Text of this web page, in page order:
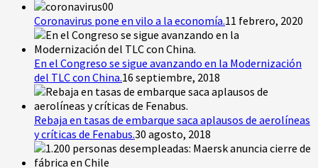
Coronavirus pone en vilo a la economía.11 febrero, 2020
En el Congreso se sigue avanzando en la Modernización
del TLC con China.16 septiembre, 2018
Rebaja en tasas de embarque saca aplausos de aerolíneas
y críticas de Fenabus.30 agosto, 2018